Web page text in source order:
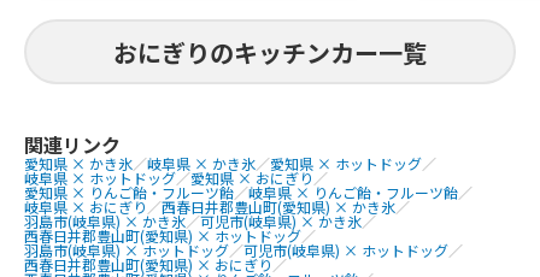
み丼、チャー
麻婆豆腐丼
ョプサル風
マヨ丼、牛焼
ンク(400)、
天セット、唐
(650)、おに
おにぎりのキッチンカー一覧
関連リンク
愛知県 × かき氷／岐阜県 × かき氷／愛知県 × ホットドッグ／
岐阜県 × ホットドッグ／愛知県 × おにぎり／
愛知県 × りんご飴・フルーツ飴／岐阜県 × りんご飴・フルーツ飴／
岐阜県 × おにぎり／西春日井郡豊山町(愛知県) × かき氷／
羽島市(岐阜県) × かき氷／可児市(岐阜県) × かき氷／
西春日井郡豊山町(愛知県) × ホットドッグ／
羽島市(岐阜県) × ホットドッグ／可児市(岐阜県) × ホットドッグ／
西春日井郡豊山町(愛知県) × おにぎり／